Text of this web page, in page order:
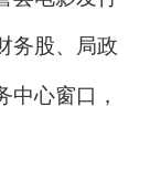
务股、局政
中心窗口，